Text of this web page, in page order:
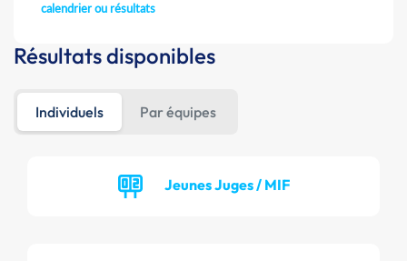
calendrier ou résultats
Résultats disponibles
Individuels Par équipes
Jeunes Juges / MIF